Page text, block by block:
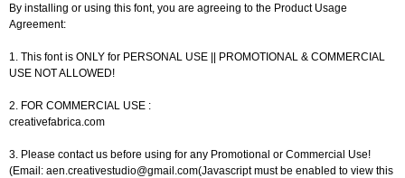
By installing or using this font, you are agreeing to the Product Usage
Agreement:
1. This font is ONLY for PERSONAL USE || PROMOTIONAL & COMMERCIAL
USE NOT ALLOWED!
2. FOR COMMERCIAL USE :
creativefabrica.com
3. Please contact us before using for any Promotional or Commercial Use!
(Email: aen.creativestudio@gmail.com(Javascript must be enabled to view this